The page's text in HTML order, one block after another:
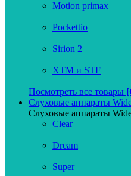
Motion primax
Pockettio
Sirion 2
XTM и STF
Посмотреть все товары
Слуховые аппараты
Слуховые аппараты
Clear
Dream
Super